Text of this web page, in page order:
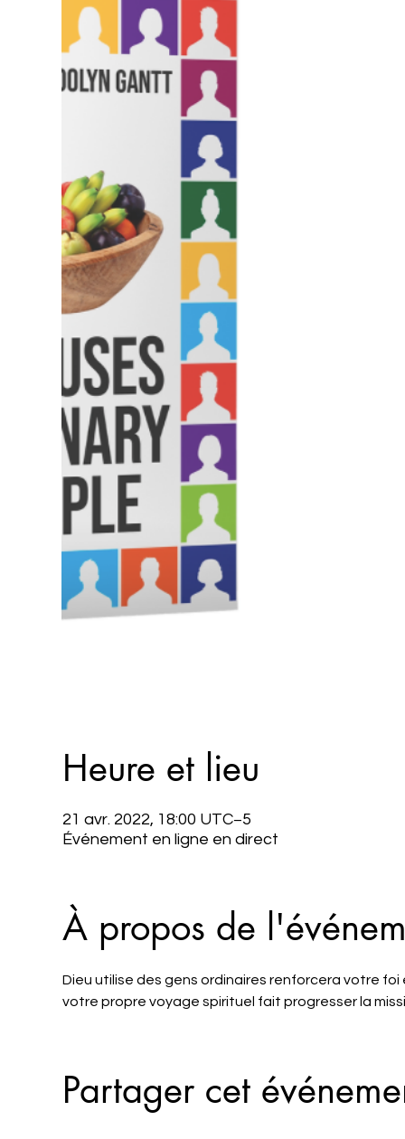
Heure et lieu
21 avr. 2022, 18:00 UTC−5
Événement en ligne en direct
À propos de
Dieu utilise des gens ordinaires renforcera votre
votre propre voyage spirituel fait progresser la
Partager cet